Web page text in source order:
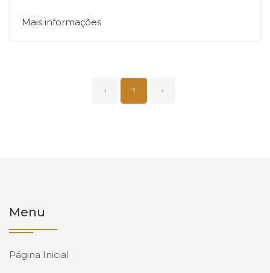
Mais informações
‹ 1 ›
Menu
Página Inicial